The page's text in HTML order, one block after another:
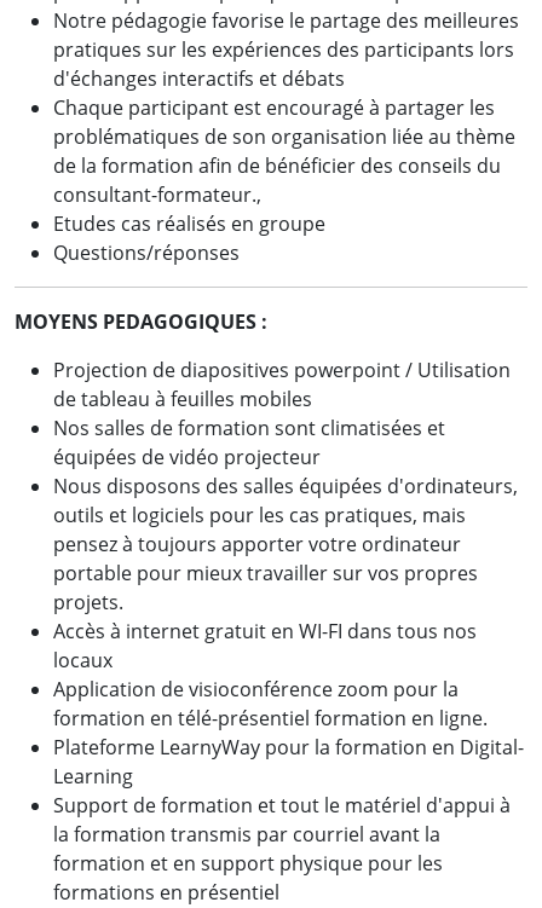
Notre pédagogie favorise le partage des meilleures
pratiques sur les expériences des participants lors
d'échanges interactifs et débats
Chaque participant est encouragé à partager les
problématiques de son organisation liée au thème
de la formation afin de bénéficier des conseils du
consultant-formateur.,
Etudes cas réalisés en groupe
Questions/réponses
MOYENS PEDAGOGIQUES :
Projection de diapositives powerpoint / Utilisation
de tableau à feuilles mobiles
Nos salles de formation sont climatisées et
équipées de vidéo projecteur
Nous disposons des salles équipées d'ordinateurs,
outils et logiciels pour les cas pratiques, mais
pensez à toujours apporter votre ordinateur
portable pour mieux travailler sur vos propres
projets.
Accès à internet gratuit en WI-FI dans tous nos
locaux
Application de visioconférence zoom pour la
formation en télé-présentiel formation en ligne.
Plateforme LearnyWay pour la formation en Digital-
Learning
Support de formation et tout le matériel d'appui à
la formation transmis par courriel avant la
formation et en support physique pour les
formations en présentiel